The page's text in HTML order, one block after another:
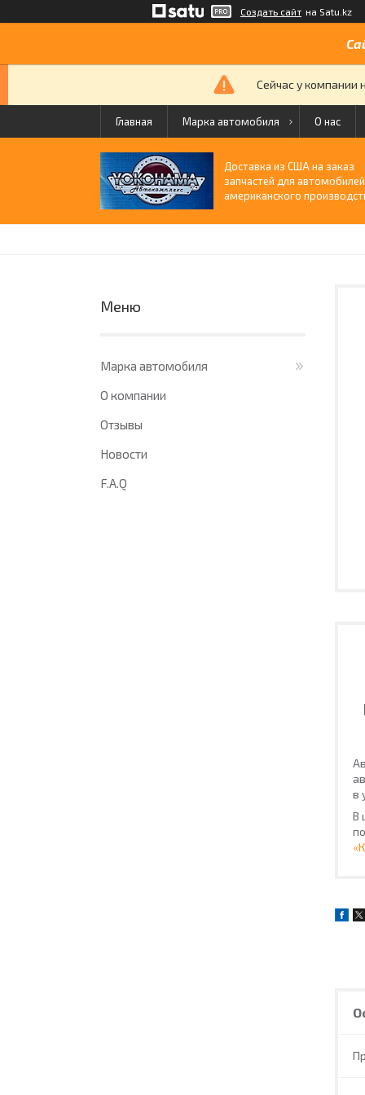
Создать сайт на Satu.kz
Сейчас у компании
Главная Марка автомобиля О нас
Доставка из США на заказ
запчастей для автомобилей
американского
в
В
Марка автомобиля
О компании
Отзывы
Новости
F.A.Q